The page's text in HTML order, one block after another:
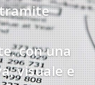
con una
visuale e